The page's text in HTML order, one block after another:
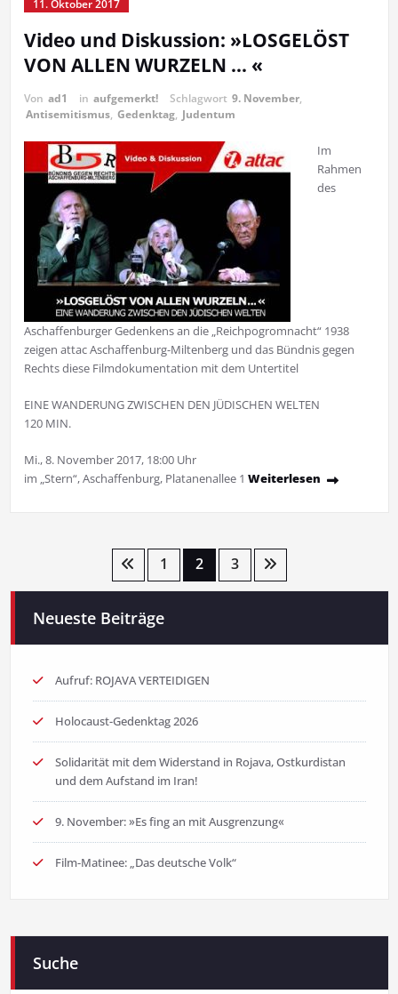
11. Oktober 2017
Video und Diskussion: »LOSGELÖST
VON ALLEN WURZELN … «
Von ad1 in aufgemerkt! Schlagwort 9. November,
Antisemitismus, Gedenktag, Judentum
Im
Rahmen
des
Aschaffenburger Gedenkens an die „Reichpogromnacht“ 1938
zeigen attac Aschaffenburg-Miltenberg und das Bündnis gegen
Rechts diese Filmdokumentation mit dem Untertitel
EINE WANDERUNG ZWISCHEN DEN JÜDISCHEN WELTEN
120 MIN.
Mi., 8. November 2017, 18:00 Uhr
im „Stern“, Aschaffenburg, Platanenallee 1 Weiterlesen
Seitennummerierung
Beiträge
1 2 3
Neueste Beiträge
Aufruf: ROJAVA VERTEIDIGEN
Holocaust-Gedenktag 2026
Solidarität mit dem Widerstand in Rojava, Ostkurdistan
und dem Aufstand im Iran!
9. November: »Es fing an mit Ausgrenzung«
Film-Matinee: „Das deutsche Volk“
Suche